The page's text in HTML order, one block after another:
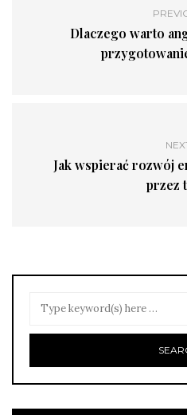
Dlaczego warto
Jak wspierać rozwój
przez